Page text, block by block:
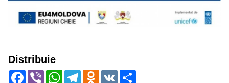
Distribuie
Facebook
Viber WhatsAppTelegramOdnoklassniki
VK